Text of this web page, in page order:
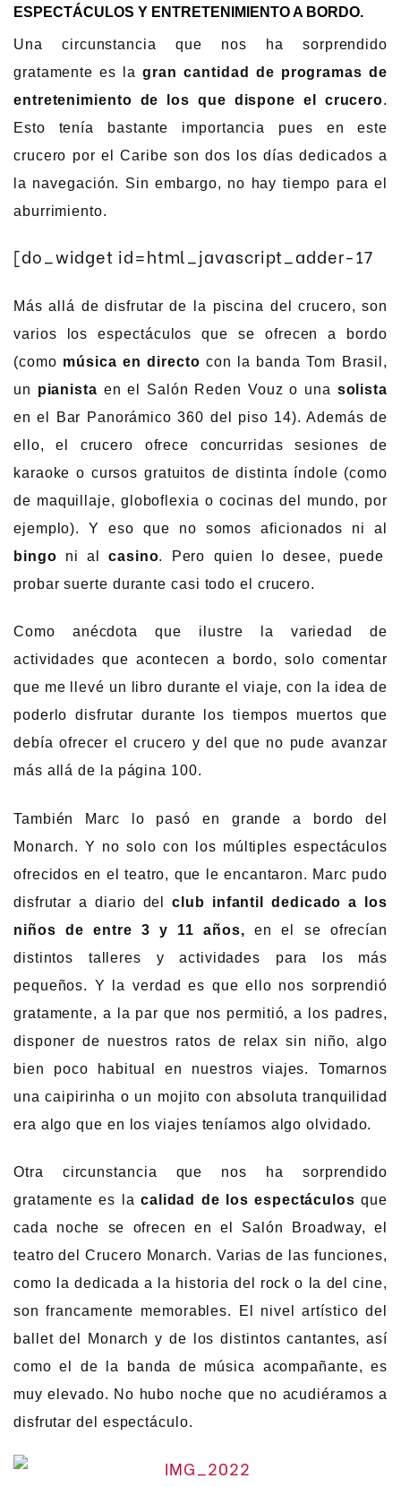
ESPECTÁCULOS Y ENTRETENIMIENTO A BORDO.
Una circunstancia que nos ha sorprendido
gratamente es lagran cantidad de programas de
entretenimiento de los que dispone el crucero.
Esto tenía bastante importancia pues en este
crucero por el Caribe son dos los días dedicados a
la navegación. Sin embargo, no hay tiempo para el
aburrimiento.
[do_widget id=html_javascript_adder-17
Más allá de disfrutar de la piscina del crucero, son
varios los espectáculos que se ofrecen a bordo
(como música en directo con la banda Tom Brasil,
un pianista en el Salón Reden Vouz o una solista
en el Bar Panorámico 360 del piso 14). Además de
ello, el crucero ofrece concurridas sesiones de
karaoke o cursos gratuitos de distinta índole (como
de maquillaje, globoflexia o cocinas del mundo, por
ejemplo). Y eso que no somos aficionados ni al
bingo ni al casino. Pero quien lo desee, puede
probar suerte durante casi todo el crucero.
Como anécdota que ilustre la variedad de
actividades que acontecen a bordo, solo comentar
que me llevé un libro durante el viaje, con la idea de
poderlo disfrutar durante los tiempos muertos que
debía ofrecer el crucero y del que no pude avanzar
más allá de la página 100.
También Marc lo pasó en grande a bordo del
Monarch. Y no solo con los múltiples espectáculos
ofrecidos en el teatro, que le encantaron. Marc pudo
disfrutar a diario delclub infantil dedicado a los
niños de entre 3 y 11 años, en el se ofrecían
distintos talleres y actividades para los más
pequeños. Y la verdad es que ello nos sorprendió
gratamente, a la par que nos permitió, a los padres,
disponer de nuestros ratos de relax sin niño, algo
bien poco habitual en nuestros viajes. Tomarnos
una caipirinha o un mojito con absoluta tranquilidad
era algo que en los viajes teníamos algo olvidado.
Otra circunstancia que nos ha sorprendido
gratamente es la calidad de los espectáculosque
cada noche se ofrecen en el Salón Broadway, el
teatro del Crucero Monarch. Varias de las funciones,
como la dedicada a la historia del rock o la del cine,
son francamente memorables. El nivel artístico del
ballet del Monarch y de los distintos cantantes, así
como el de la banda de música acompañante, es
muy elevado. No hubo noche que no acudiéramos a
disfrutar del espectáculo.